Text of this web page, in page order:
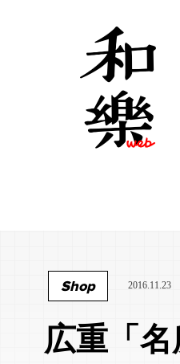
Shop 2016.11.23
広重「